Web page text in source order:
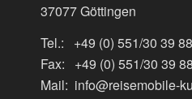
37077 Göttingen
Tel.: +49 (0) 551/30 39
Fax: +49 (0) 551/30 39
Mail: info@reisemobile-